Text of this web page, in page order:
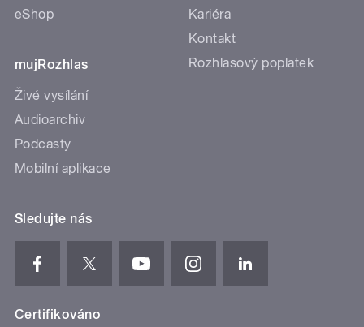
eShop
mujRozhlas
Živé vysílání
Audioarchiv
Podcasty
Mobilní aplikace
Kariéra
Kontakt
Rozhlasový poplatek
Sledujte nás
Certifikováno